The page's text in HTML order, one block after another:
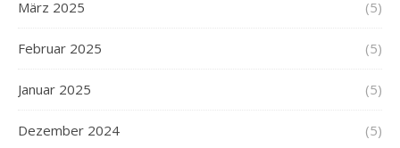
März 2025 (5)
Februar 2025 (5)
Januar 2025 (5)
Dezember 2024 (5)